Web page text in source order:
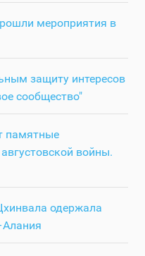
мероприятия в
защиту интересов
сообщество"
памятные
войны.
одержала